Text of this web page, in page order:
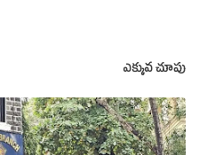
ఎక్కువ చూపు